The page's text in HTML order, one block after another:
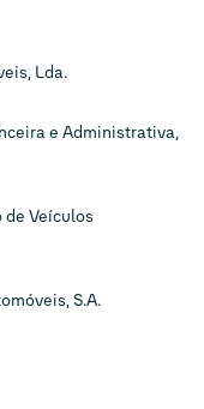
Lda.
e Administrativa,
de Veículos
S.A.